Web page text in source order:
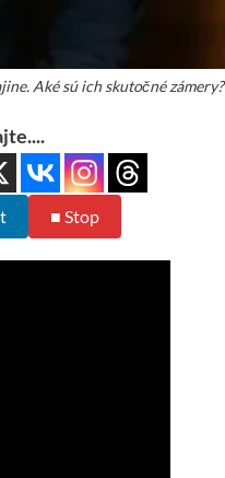
Aké sú ich skutočné zámery?
■ Stop